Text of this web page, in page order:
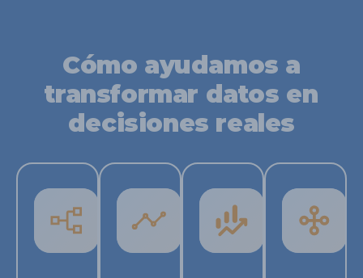
Cómo ayudamos a
transformar datos en
decisiones reales